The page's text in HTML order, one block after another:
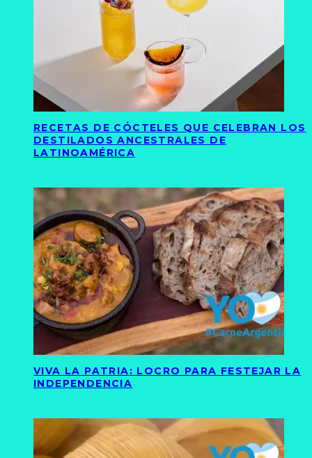
RECETAS DE CÓCTELES QUE CELEBRAN LOS
DESTILADOS ANCESTRALES DE
LATINOAMÉRICA
VIVA LA PATRIA: LOCRO PARA FESTEJAR LA
INDEPENDENCIA